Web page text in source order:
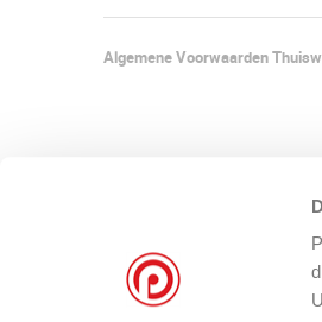
Algemene Voorwaarden